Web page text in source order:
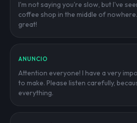
I'm not saying you're slow, but I've
coffee shop in the middle of
great!
ANUNCIO
Attention everyone! I have a very
to make. Please listen carefully,
everything.